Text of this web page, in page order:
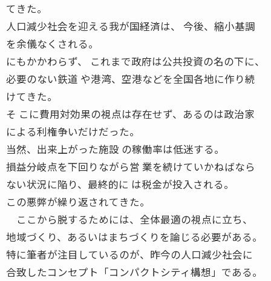
てきた。
人口減少社会を迎える我が国経済は、 今後、縮小基調
を余儀なくされる。
にもかかわらず、 これまで政府は公共投資の名の下に、
必要のない鉄道 や港湾、空港などを全国各地に作り続
けてきた。
そ こに費用対効果の視点は存在せず、あるのは政治家
による利権争いだけだった。
当然、出来上がった施設 の稼働率は低迷する。
損益分岐点を下回りながら営 業を続けていかねばなら
ない状況に陥り、最終的に は税金が投入される。
この悪弊が繰り返されてきた。
ここから脱するためには、全体最適の視点に立ち、
地域づくり、あるいはまちづくりを論じる必要がある。
特に筆者が注目しているのが、昨今の人口減少社会に
合致したコンセプト「コンパクトシティ構想」である。